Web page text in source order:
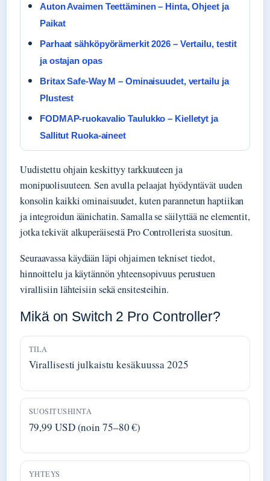
Auton Avaimen Teettäminen – Hinta, Ohjeet ja
Paikat
Parhaat sähköpyörämerkit 2026 – Vertailu, testit
ja ostajan opas
Britax Safe-Way M – Ominaisuudet, vertailu ja
Plustest
FODMAP-ruokavalio Taulukko – Kielletyt ja
Sallitut Ruoka-aineet
Uudistettu ohjain keskittyy tarkkuuteen ja
monipuolisuuteen. Sen avulla pelaajat hyödyntävät uuden
konsolin kaikki ominaisuudet, kuten parannetun haptiikan
ja integroidun äänichatin. Samalla se säilyttää ne elementit,
jotka tekivät alkuperäisestä Pro Controllerista suositun.
Seuraavassa käydään läpi ohjaimen tekniset tiedot,
hinnoittelu ja käytännön yhteensopivuus perustuen
virallisiin lähteisiin sekä ensitesteihin.
Mikä on Switch 2 Pro Controller?
TILA
Virallisesti julkaistu kesäkuussa 2025
SUOSITUSHINTA
79,99 USD (noin 75–80 €)
YHTEYS